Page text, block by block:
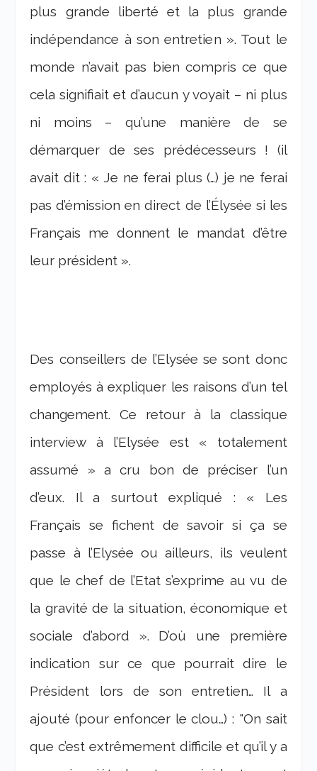
plus grande liberté et la plus grande
indépendance à son entretien ». Tout le
monde n’avait pas bien compris ce que
cela signifiait et d’aucun y voyait – ni plus
ni moins – qu’une manière de se
démarquer de ses prédécesseurs ! (il
avait dit : « Je ne ferai plus (…) je ne ferai
pas d’émission en direct de l’Élysée si les
Français me donnent le mandat d’être
leur président ».
Des conseillers de l’Elysée se sont donc
employés à expliquer les raisons d’un tel
changement. Ce retour à la classique
interview à l’Elysée est « totalement
assumé » a cru bon de préciser l’un
d’eux. Il a surtout expliqué : « Les
Français se fichent de savoir si ça se
passe à l’Elysée ou ailleurs, ils veulent
que le chef de l’Etat s’exprime au vu de
la gravité de la situation, économique et
sociale d’abord ». D’où une première
indication sur ce que pourrait dire le
Président lors de son entretien… Il a
ajouté (pour enfoncer le clou…) : "On sait
que c’est extrêmement difficile et qu’il y a